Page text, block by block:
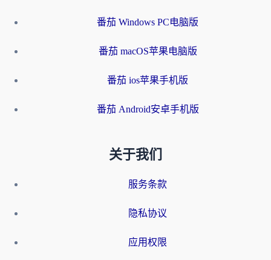
番茄 Windows PC电脑版
番茄 macOS苹果电脑版
番茄 ios苹果手机版
番茄 Android安卓手机版
关于我们
服务条款
隐私协议
应用权限